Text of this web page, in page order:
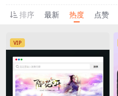
排序
最新 热度 点赞
VIP